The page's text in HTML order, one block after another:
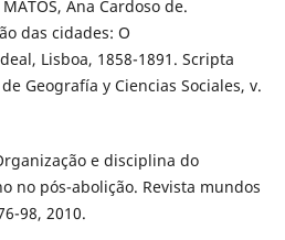
Ana Cardoso de.
das cidades: O
Lisboa, 1858-1891. Scripta
Geografía y Ciencias Sociales, v.
e disciplina do
no pós-abolição. Revista mundos
98, 2010.